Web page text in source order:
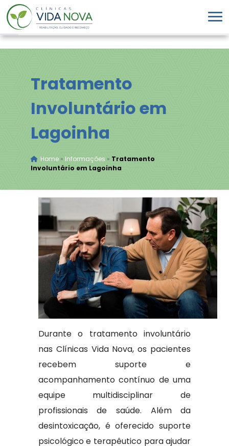
Tratamento
Involuntário em
Lagoinha
Home» Informações » Tratamento
Involuntário em Lagoinha
Durante o tratamento involuntário
nas Clínicas Vida Nova, os pacientes
recebem suporte e
acompanhamento contínuo de uma
equipe multidisciplinar de
profissionais de saúde. Além da
desintoxicação, é oferecido suporte
psicológico e terapêutico para ajudar